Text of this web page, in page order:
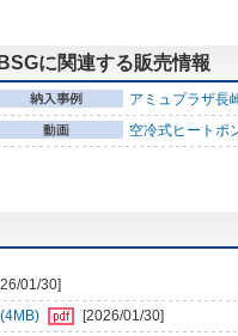
に関連する販売情報
アミュプラザ長
空冷式ヒートポ
01/30]
[2026/01/30]